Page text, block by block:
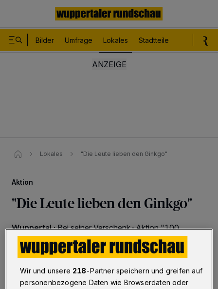
Bilder Umfrage Lokales Stadtteile
Lokales "Die Leute lieben den Ginkgo"
Aktion
"Die Leute lieben den Ginkgo"
Wuppertal·Bei seiner Verschenk-Aktion "100
Ginkgo-Kerne für Wuppertal", über die Rundschau
berichtete, hat Klaus Stiebeling einen wahren Ansturm
erlebt.
Wir und unsere 218-Partner speichern und greifen auf
personenbezogene Daten wie Browserdaten oder